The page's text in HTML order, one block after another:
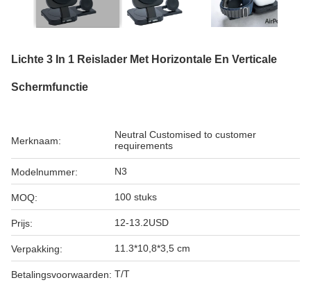
Lichte 3 In 1 Reislader Met Horizontale En Verticale
Schermfunctie
Merknaam:
Neutral Customised to customer
requirements
Modelnummer: N3
MOQ: 100 stuks
Prijs: 12-13.2USD
Verpakking: 11.3*10,8*3,5 cm
Betalingsvoorwaarden: T/T